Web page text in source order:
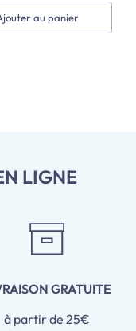
au panier
LIGNE
GRATUITE
à partir de 25€